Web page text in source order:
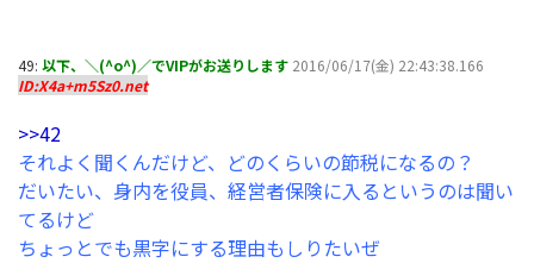
49: 以下、＼(^o^)／でVIPがお送りします 2016/06/17(金) 22:43:38.166
ID:X4a+m5Sz0.net
>>42
それよく聞くんだけど、どのくらいの節税になるの？
だいたい、身内を役員、経営者保険に入るというのは聞い
てるけど
ちょっとでも黒字にする理由もしりたいぜ